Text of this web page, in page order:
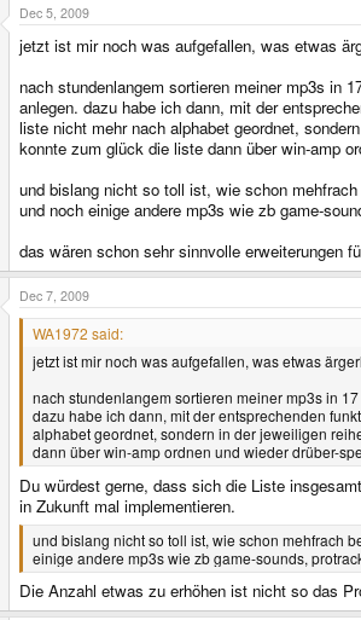
Dec 5, 2009
jetzt ist mir noch was aufgefallen, was etwas
nach stundenlangem sortieren meiner mp3s in
anlegen. dazu habe ich dann, mit der
liste nicht mehr nach alphabet geordnet,
konnte zum glück die liste dann über win-amp
und bislang nicht so toll ist, wie schon
und noch einige andere mp3s wie zb game-
das wären schon sehr sinnvolle erweiterungen
Dec 7, 2009
WA1972 said:
jetzt ist mir noch was aufgefallen, was etwas
nach stundenlangem sortieren meiner mp3s in
dazu habe ich dann, mit der entsprechenden
alphabet geordnet, sondern in der jeweiligen
dann über win-amp ordnen und wieder drüber-
Du würdest gerne, dass sich die Liste
in Zukunft mal implementieren.
und bislang nicht so toll ist, wie schon mehfrach
einige andere mp3s wie zb game-sounds,
Die Anzahl etwas zu erhöhen ist nicht so das